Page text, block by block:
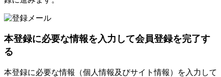
本登録に必要な情報を入力して会員登録を完了す
る
本登録に必要な情報（個人情報及びサイト情報）を入力して